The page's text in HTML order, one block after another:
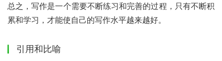
总之，写作是一个需要不断练习和完善的过程，只有不断积
累和学习，才能使自己的写作水平越来越好。
引用和比喻